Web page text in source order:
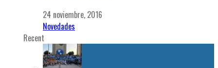
24 noviembre, 2016
Novedades
Recent